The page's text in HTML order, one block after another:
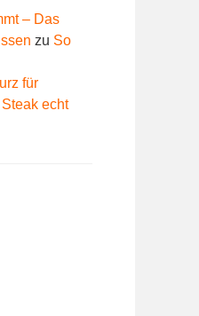
– Das
zu So
für
echt